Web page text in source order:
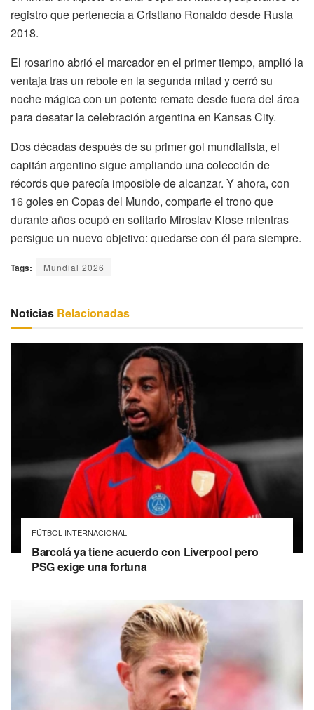
registro que pertenecía a Cristiano Ronaldo desde Rusia
2018.
El rosarino abrió el marcador en el primer tiempo, amplió la
ventaja tras un rebote en la segunda mitad y cerró su
noche mágica con un potente remate desde fuera del área
para desatar la celebración argentina en Kansas City.
Dos décadas después de su primer gol mundialista, el
capitán argentino sigue ampliando una colección de
récords que parecía imposible de alcanzar. Y ahora, con
16 goles en Copas del Mundo, comparte el trono que
durante años ocupó en solitario Miroslav Klose mientras
persigue un nuevo objetivo: quedarse con él para siempre.
Tags: Mundial 2026
Noticias Relacionadas
FÚTBOL INTERNACIONAL
Barcolá ya tiene acuerdo con Liverpool pero
PSG exige una fortuna